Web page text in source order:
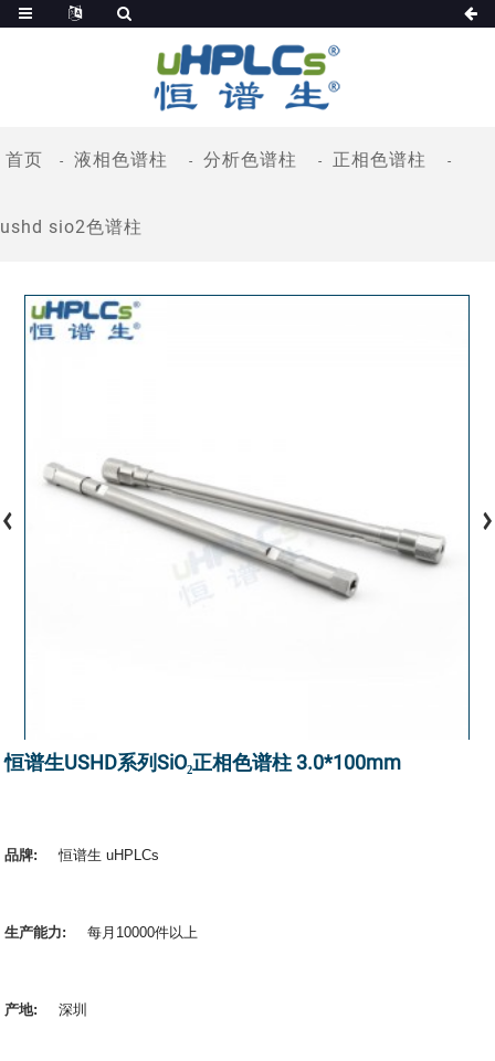
首页 液相色谱柱 分析色谱柱 正相色谱柱
ushd sio2色谱柱
恒谱生USHD系列SiO₂正相色谱柱 3.0*100mm
品牌: 恒谱生 uHPLCs
生产能力: 每月10000件以上
产地: 深圳